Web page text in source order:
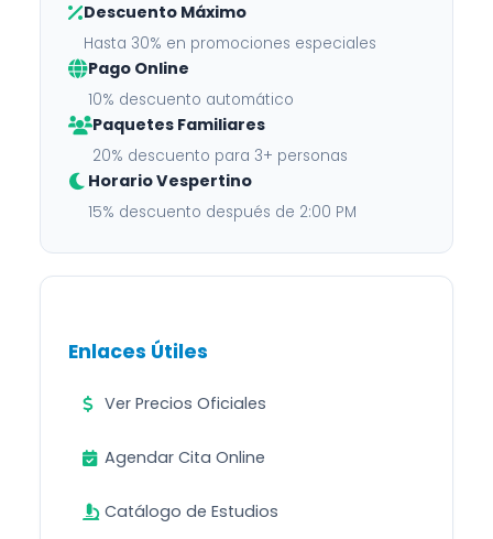
Descuento Máximo
Hasta 30% en promociones especiales
Pago Online
10% descuento automático
Paquetes Familiares
20% descuento para 3+ personas
Horario Vespertino
15% descuento después de 2:00 PM
Enlaces Útiles
Ver Precios Oficiales
Agendar Cita Online
Catálogo de Estudios